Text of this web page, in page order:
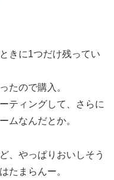
きに1つだけ残ってい
たので購入。
ティングして、さらに
ムなんだとか。
、やっぱりおいしそう
たまらんー。